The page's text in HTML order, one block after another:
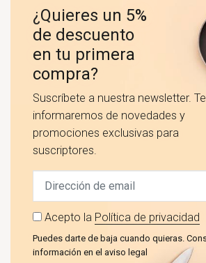
¿Quieres un 5%
de descuento
en tu primera
compra?
Suscríbete a nuestra newsletter. Te
informaremos de novedades y
promociones exclusivas para
suscriptores.
Acepto la Política de privacidad
Puedes darte de baja cuando quieras.
información en el aviso legal